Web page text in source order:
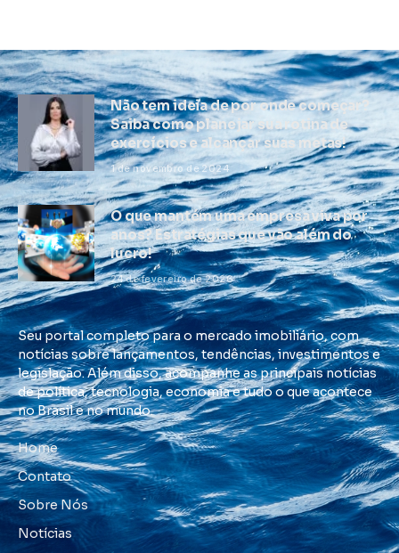
Não tem ideia de por onde começar?
Saiba como planejar sua rotina de
exercícios e alcançar suas metas!
1 de novembro de 2024
O que mantém uma empresa viva por
anos? Estratégias que vão além do
lucro!
24 de fevereiro de 2026
Seu portal completo para o mercado imobiliário, com
notícias sobre lançamentos, tendências, investimentos e
legislação. Além disso, acompanhe as principais notícias
de política, tecnologia, economia e tudo o que acontece
no Brasil e no mundo.
Home
Contato
Sobre Nós
Notícias